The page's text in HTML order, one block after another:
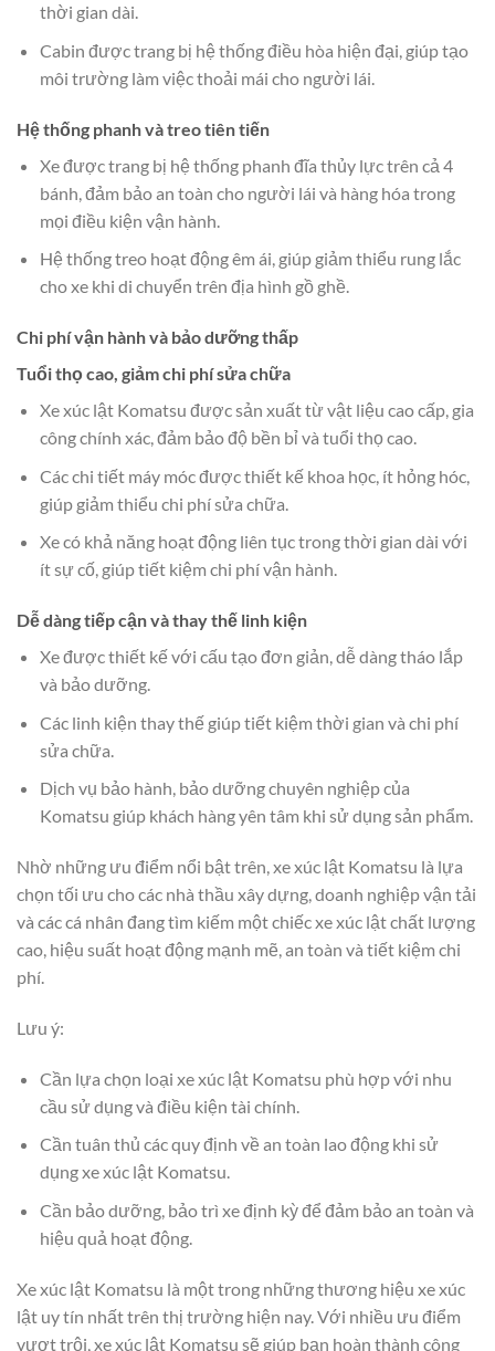
thời gian dài.
Cabin được trang bị hệ thống điều hòa hiện đại, giúp tạo
môi trường làm việc thoải mái cho người lái.
Hệ thống phanh và treo tiên tiến
Xe được trang bị hệ thống phanh đĩa thủy lực trên cả 4
bánh, đảm bảo an toàn cho người lái và hàng hóa trong
mọi điều kiện vận hành.
Hệ thống treo hoạt động êm ái, giúp giảm thiểu rung lắc
cho xe khi di chuyển trên địa hình gồ ghề.
Chi phí vận hành và bảo dưỡng thấp
Tuổi thọ cao, giảm chi phí sửa chữa
Xe xúc lật Komatsu được sản xuất từ vật liệu cao cấp, gia
công chính xác, đảm bảo độ bền bỉ và tuổi thọ cao.
Các chi tiết máy móc được thiết kế khoa học, ít hỏng hóc,
giúp giảm thiểu chi phí sửa chữa.
Xe có khả năng hoạt động liên tục trong thời gian dài với
ít sự cố, giúp tiết kiệm chi phí vận hành.
Dễ dàng tiếp cận và thay thế linh kiện
Xe được thiết kế với cấu tạo đơn giản, dễ dàng tháo lắp
và bảo dưỡng.
Các linh kiện thay thế giúp tiết kiệm thời gian và chi phí
sửa chữa.
Dịch vụ bảo hành, bảo dưỡng chuyên nghiệp của
Komatsu giúp khách hàng yên tâm khi sử dụng sản phẩm.
Nhờ những ưu điểm nổi bật trên, xe xúc lật Komatsu là lựa
chọn tối ưu cho các nhà thầu xây dựng, doanh nghiệp vận tải
và các cá nhân đang tìm kiếm một chiếc xe xúc lật chất lượng
cao, hiệu suất hoạt động mạnh mẽ, an toàn và tiết kiệm chi
phí.
Lưu ý:
Cần lựa chọn loại xe xúc lật Komatsu phù hợp với nhu
cầu sử dụng và điều kiện tài chính.
Cần tuân thủ các quy định về an toàn lao động khi sử
dụng xe xúc lật Komatsu.
Cần bảo dưỡng, bảo trì xe định kỳ để đảm bảo an toàn và
hiệu quả hoạt động.
Xe xúc lật Komatsu là một trong những thương hiệu xe xúc
lật uy tín nhất trên thị trường hiện nay. Với nhiều ưu điểm
vượt trội, xe xúc lật Komatsu sẽ giúp bạn hoàn thành công